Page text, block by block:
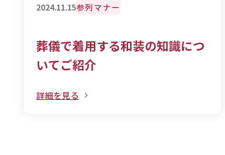
2024.11.15参列マナー
葬儀で着用する和装の知識につ
いてご紹介
詳細を見る